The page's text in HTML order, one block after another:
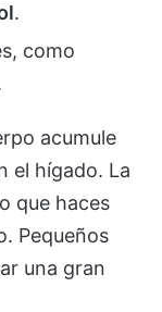
.
como
acumule
el hígado. La
que haces
Pequeños
una gran